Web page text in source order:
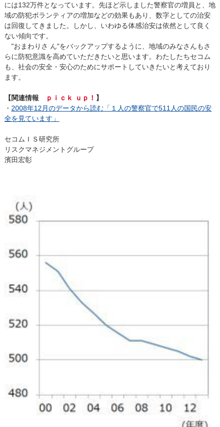
には132万件となっています。先ほど示しました警察官の増員と、地
域の防犯ボランティアの増加などの効果もあり、数字としての治安
は回復してきました。しかし、いわゆる体感治安は依然として良く
ない傾向です。
"おまわりさ ん"をバックアップするように、地域のみなさんもさ
らに防犯意識を高めていただきたいと思います。わたしたちセコム
も、社会の安全・安心のためにサポートしていきたいと考えており
ます。
【関連情報 ｐｉｃｋ ｕｐ！ 】
・ 2008年12月のデータから読む「１人の警察官で511人の国民の安
全を見ています」
セコムＩＳ研究所
リスクマネジメントグループ
濱田宏彰